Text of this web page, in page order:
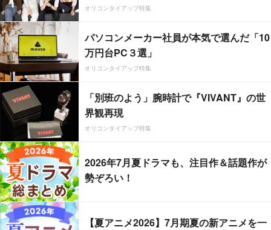
オリコンタイアップ特集
パソコンメーカー社員が本気で選んだ「10
万円台PC３選」
オリコンタイアップ特集
「別班のよう」腕時計で『VIVANT』の世
界観再現
オリコンタイアップ特集
2026年7月夏ドラマも、注目作＆話題作が
勢ぞろい！
【夏アニメ2026】7月期夏の新アニメを一